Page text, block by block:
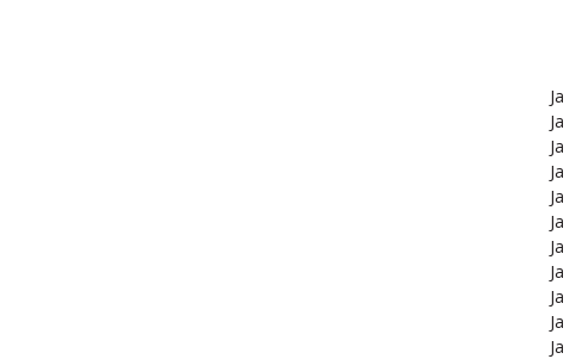
Ja
Ja
Ja
Ja
Ja
Ja
Ja
Ja
Ja
Ja
Ja